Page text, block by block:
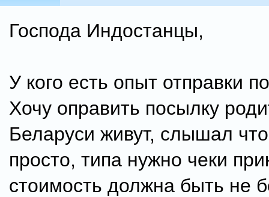
Господа Индостанцы,
У кого есть опыт отправки
Хочу оправить посылку
Беларуси живут, слышал
просто, типа нужно чеки
стоимость должна быть не